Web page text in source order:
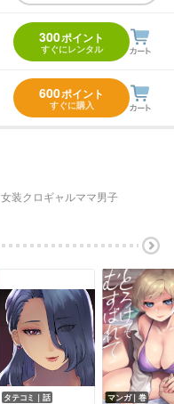
300ポイント
すぐにレンタル
600ポイント
すぐに購入
女装クロギャルママ男子
タテコミ｜話 マンガ｜巻